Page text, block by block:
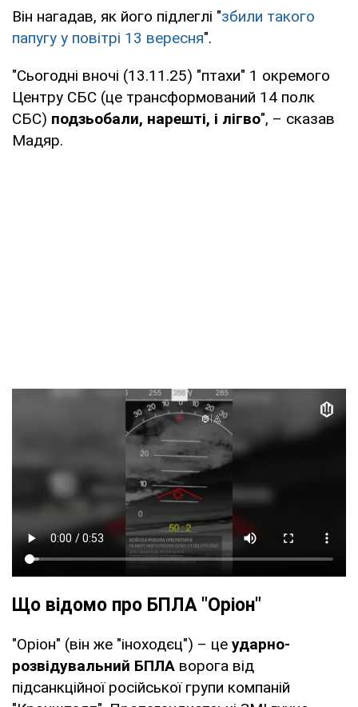
Він нагадав, як його підлеглі "збили такого
папугу у повітрі 13 вересня".
"Сьогодні вночі (13.11.25) "птахи" 1 окремого
Центру СБС (це трансформований 14 полк
СБС) подзьобали, нарешті, і лігво", – сказав
Мадяр.
Що відомо про БПЛА "Оріон"
"Оріон" (він же "іноходєц") – це ударно-
розвідувальний БПЛА ворога від
підсанкційної російської групи компаній